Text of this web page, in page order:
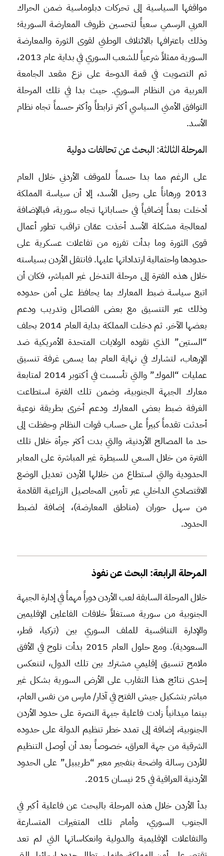
مواقفها السياسية إلى تحركات دبلوماسية ضمن الحراك
العربي الرسمي سعياً لتحسين ظروف المعارضة السورية؛
وذلك باعترافها بالائتلاف الوطني لقوى الثورة والمعارضة
السورية ممثلاً شرعياً للشعب السوري في بداية عام 2013،
ثم التصويت في قمة الدوحة على نزع مقعد الجامعة
العربية من النظام السوري. حيث بدا في تلك المرحلة
التوافق الأمني السياسي أكثر ترابطاً وأكثر حسماً تجاه نظام
الأسد.
المرحلة الثالثة: البحث عن تحالفات دولية
على الرغم مما بدا حسماً للموقف الأردني خلال العام
2013 ورهاناً على رحيل الأسد، إلا أن سياسة المملكة
أدخلت بعداً إضافياً في حساباتها تجاه سورية، فبالإضافة
لمعالجة مشكلة الأسد أخذت عمّان تراقب تطور أعمال
قوى الثورة وما بدأت تفرزه من تفاعلات عسكرية على
حدودها واحتمالية ارتداداتها عليها. فانتقل الأردن بسياسته
خلال هذه الفترة إلى مرحلة التدخل غير المباشر، فكان أن
اتبع سياسة ضبط المعارك بما يحافظ على أمن حدوده
وذلك عبر التنسيق مع بعض الفصائل وتدريب ودعم
بعضها الآخر. ثم دخلت المملكة بداية العام 2014 بحلف
“الستين” الذي تقوده الولايات المتحدة الأمريكية ضد
الإرهاب، لتشارك في نهاية العام بما يسمى غرفة تنسيق
عمليات “الموك” والتي تأسست في أكتوبر 2014 لمتابعة
معارك الجبهة الجنوبية، وضمن تلك الفترة استطاعت
الغرفة ضبط بعض المعارك ودعم أخرى بطريقة نوعية
أحدثت تقدماً كبيراً على حساب قوات النظام وحفظت إلى
حد ما المصالح الأردنية، والتي بدت أكثر جرأة خلال تلك
الفترة من خلال السعي للسيطرة غير المباشرة على المعابر
الحدودية والتي استطاع من خلالها الأردن تعديل الوضع
الاقتصادي الداخلي عبر تأمين المحاصيل الزراعية القادمة
من سهل حوران (مناطق المعارضة)، إضافة لضبط
الحدود.
المرحلة الرابعة: البحث عن نفوذ
خلال المرحلة السابقة لعب الأردن دوراً مهماً في إدارة الجبهة
الجنوبية من سورية مستغلاً خلافات الفاعلين الإقليمين
والإدارة التنافسية للملف السوري بين (تركيا، قطر،
السعودية). ومع حلول العام 2015 بدأت تلوح في الأفق
ملامح تنسيق إقليمي مشترك بين تلك الدول، لتنعكس
إحدى نتائج هذا التقارب على الأرض السورية بشكل غير
مباشر بتشكيل جيش الفتح في آذار/ مارس من نفس العام،
بينما ميدانياً زادت فاعلية جبهة النصرة على حدود الأردن
الجنوبية، إضافة إلى تمدد خطر تنظيم الدولة على حدوده
الشرقية من جهة العراق، خصوصاً بعد أن أوصل التنظيم
للأردن رسالة واضحة بتفجير معبر “طريبيل” على الحدود
الأردنية العراقية في 25 نيسان 2015.
بدأ الأردن خلال هذه المرحلة بالبحث عن فاعلية أكبر في
الجنوب السوري، وأمام تلك المتغيرات المتسارعة
والتفاعلات الإقليمية والدولية وانعكاساتها التي لم تعد